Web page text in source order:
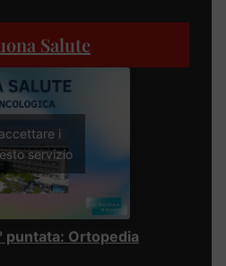
Salute
i
servizio
puntata: Ortopedia